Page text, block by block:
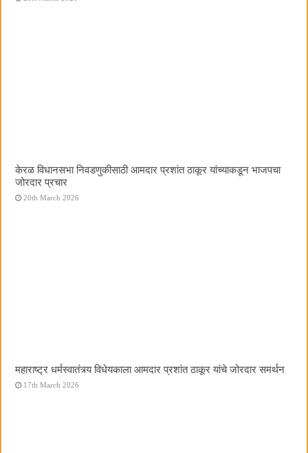
केरळ विधानसभा निवडणुकीसाठी आमदार प्रशांत ठाकूर यांच्याकडून भाजपचा
जोरदार प्रचार
20th March 2026
महाराष्ट्र धर्मस्वातंत्र्य विधेयकाला आमदार प्रशांत ठाकूर यांचे जोरदार समर्थन
17th March 2026